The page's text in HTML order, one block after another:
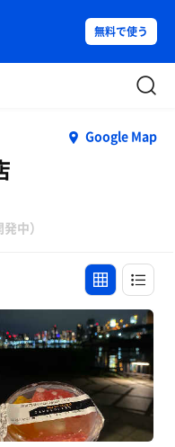
無料で使う
Google Map
中）